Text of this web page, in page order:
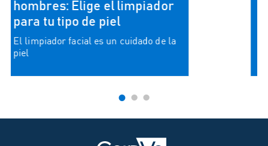
Todos los tipos de piel pueden
beneficiarse de la limpieza e